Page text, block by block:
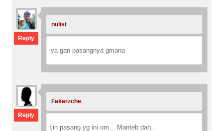
:Reply
nulist
iya gan pasangnya gmana
:Reply
Fakarzche
Ijin pasang yg ini om... Manteb dah..